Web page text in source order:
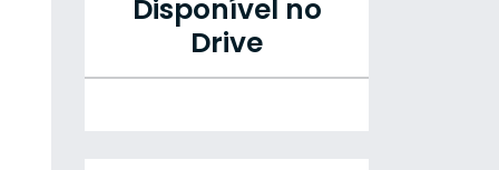
Disponível no
Drive